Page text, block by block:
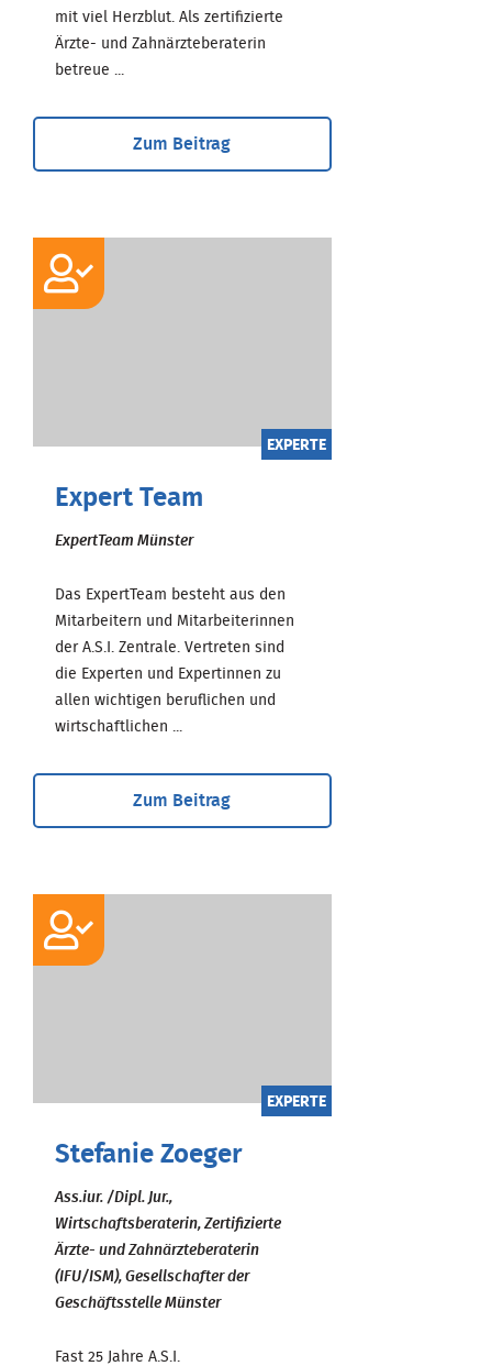
mit viel Herzblut. Als zertifizierte
Ärzte- und Zahnärzteberaterin
betreue ...
Zum Beitrag
EXPERTE
Expert Team
ExpertTeam Münster
Das ExpertTeam besteht aus den
Mitarbeitern und Mitarbeiterinnen
der A.S.I. Zentrale. Vertreten sind
die Experten und Expertinnen zu
allen wichtigen beruflichen und
wirtschaftlichen ...
Zum Beitrag
EXPERTE
Stefanie Zoeger
Ass.iur. /Dipl. Jur.,
Wirtschaftsberaterin, Zertifizierte
Ärzte- und Zahnärzteberaterin
(IFU/ISM), Gesellschafter der
Geschäftsstelle Münster
Fast 25 Jahre A.S.I.